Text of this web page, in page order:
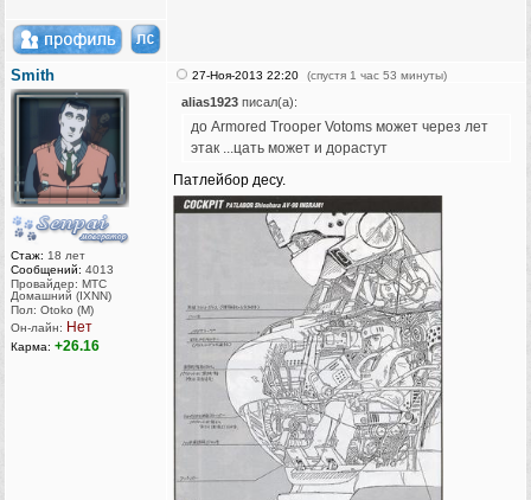
Smith
Стаж: 18 лет
Сообщений: 4013
Провайдер: МТС
Домашний (IXNN)
Пол: Otoko (M)
Он-лайн: Нет
Карма: +26.16
27-Ноя-2013 22:20 (спустя 1 час 53 минуты)
alias1923 писал(а):
до Armored Trooper Votoms может через лет
этак ...цать может и дорастут
Патлейбор десу.